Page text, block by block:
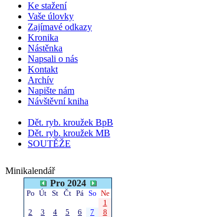
Ke stažení
Vaše úlovky
Zajímavé odkazy
Kronika
Nástěnka
Napsali o nás
Kontakt
Archív
Napište nám
Návštěvní kniha
Dět. ryb. kroužek BpB
Dět. ryb. kroužek MB
SOUTĚŽE
Minikalendář
Pro 2024
Po Út St Čt Pá So Ne
1
2
3 4 5 6 7
8